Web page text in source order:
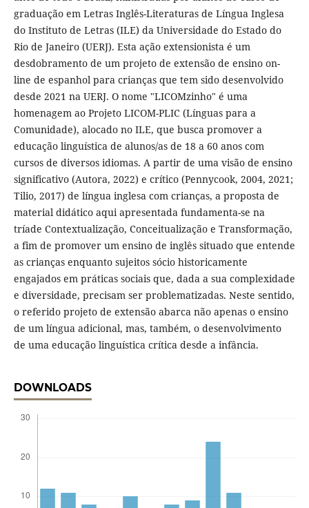
graduação em Letras Inglês-Literaturas de Língua Inglesa
do Instituto de Letras (ILE) da Universidade do Estado do
Rio de Janeiro (UERJ). Esta ação extensionista é um
desdobramento de um projeto de extensão de ensino on-
line de espanhol para crianças que tem sido desenvolvido
desde 2021 na UERJ. O nome "LICOMzinho" é uma
homenagem ao Projeto LICOM-PLIC (Línguas para a
Comunidade), alocado no ILE, que busca promover a
educação linguística de alunos/as de 18 a 60 anos com
cursos de diversos idiomas. A partir de uma visão de ensino
significativo (Autora, 2022) e crítico (Pennycook, 2004, 2021;
Tilio, 2017) de língua inglesa com crianças, a proposta de
material didático aqui apresentada fundamenta-se na
tríade Contextualização, Conceitualização e Transformação,
a fim de promover um ensino de inglês situado que entende
as crianças enquanto sujeitos sócio historicamente
engajados em práticas sociais que, dada a sua complexidade
e diversidade, precisam ser problematizadas. Neste sentido,
o referido projeto de extensão abarca não apenas o ensino
de um língua adicional, mas, também, o desenvolvimento
de uma educação linguística crítica desde a infância.
DOWNLOADS